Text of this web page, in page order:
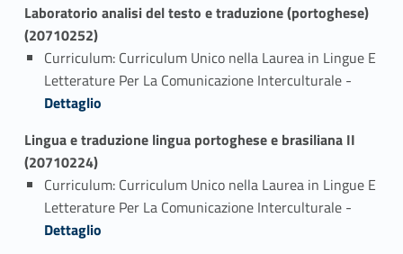
Laboratorio analisi del testo e traduzione (portoghese)
(20710252)
Curriculum: Curriculum Unico nella Laurea in Lingue E
Letterature Per La Comunicazione Interculturale -
Dettaglio
Lingua e traduzione lingua portoghese e brasiliana II
(20710224)
Curriculum: Curriculum Unico nella Laurea in Lingue E
Letterature Per La Comunicazione Interculturale -
Dettaglio